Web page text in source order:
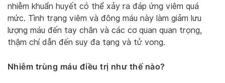
nhiễm khuẩn huyết có thể xảy ra đáp ứng viêm quá
mức. Tình trạng viêm và đông máu này làm giảm lưu
lượng máu đến tay chân và các cơ quan quan trọng,
thậm chí dẫn đến suy đa tạng và tử vong.
Nhiễm trùng máu điều trị như thế nào?